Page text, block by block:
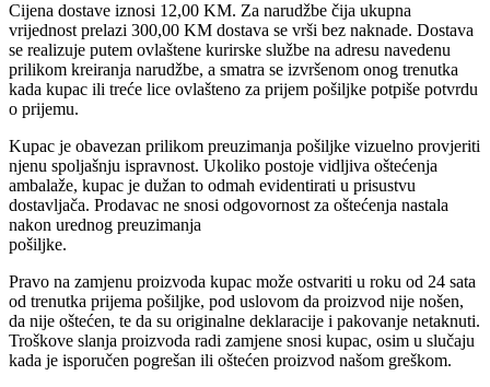
Cijena dostave iznosi 12,00 KM. Za narudžbe čija ukupna
vrijednost prelazi 300,00 KM dostava se vrši bez naknade. Dostava
se realizuje putem ovlaštene kurirske službe na adresu navedenu
prilikom kreiranja narudžbe, a smatra se izvršenom onog trenutka
kada kupac ili treće lice ovlašteno za prijem pošiljke potpiše potvrdu
o prijemu.
Kupac je obavezan prilikom preuzimanja pošiljke vizuelno provjeriti
njenu spoljašnju ispravnost. Ukoliko postoje vidljiva oštećenja
ambalaže, kupac je dužan to odmah evidentirati u prisustvu
dostavljača. Prodavac ne snosi odgovornost za oštećenja nastala
nakon urednog preuzimanja
pošiljke.
Pravo na zamjenu proizvoda kupac može ostvariti u roku od 24 sata
od trenutka prijema pošiljke, pod uslovom da proizvod nije nošen,
da nije oštećen, te da su originalne deklaracije i pakovanje netaknuti.
Troškove slanja proizvoda radi zamjene snosi kupac, osim u slučaju
kada je isporučen pogrešan ili oštećen proizvod našom greškom.